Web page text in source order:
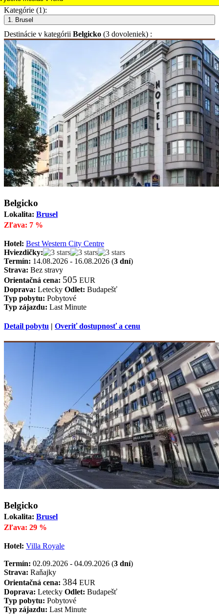
Kategórie (1):
1. Brusel
Destinácie v kategórii Belgicko (3 dovoleniek) :
Belgicko
Lokalita: Brusel
Zľava: 7 %
Hotel: Best Western City Centre
Hviezdičky:
Termín: 14.08.2026 - 16.08.2026 (3 dní)
Strava: Bez stravy
Orientačná cena: 505 EUR
Doprava: Letecky Odlet: Budapešť
Typ pobytu: Pobytové
Typ zájazdu: Last Minute
Detail pobytu | Overiť dostupnosť a cenu
Belgicko
Lokalita: Brusel
Zľava: 29 %
Hotel: Villa Royale
Termín: 02.09.2026 - 04.09.2026 (3 dní)
Strava: Raňajky
Orientačná cena: 384 EUR
Doprava: Letecky Odlet: Budapešť
Typ pobytu: Pobytové
Typ zájazdu: Last Minute